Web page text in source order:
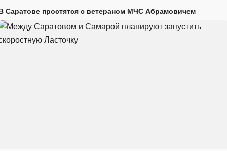
Саратове простятся с ветераном МЧС Абрамовичем